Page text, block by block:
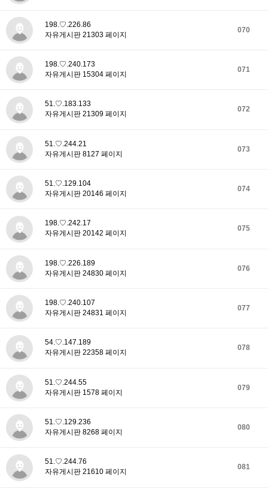
070
198.♡.226.86
자유게시판 21303 페이지
071
198.♡.240.173
자유게시판 15304 페이지
072
51.♡.183.133
자유게시판 21309 페이지
073
51.♡.244.21
자유게시판 8127 페이지
074
51.♡.129.104
자유게시판 20146 페이지
075
198.♡.242.17
자유게시판 20142 페이지
076
198.♡.226.189
자유게시판 24830 페이지
077
198.♡.240.107
자유게시판 24831 페이지
078
54.♡.147.189
자유게시판 22358 페이지
079
51.♡.244.55
자유게시판 1578 페이지
080
51.♡.129.236
자유게시판 8268 페이지
081
51.♡.244.76
자유게시판 21610 페이지